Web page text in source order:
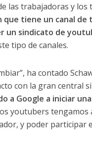
las trabajadoras y
que tiene un canal
un sindicato de
tipo de canales.
ha contado
con la gran central
a Google a iniciar
youtubers
y poder participar